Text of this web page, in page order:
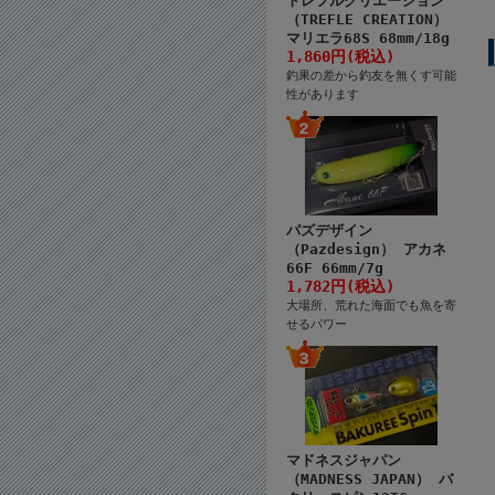
（TREFLE CREATION）
マリエラ68S 68mm/18g
1,860円(税込)
釣果の差から釣友を無くす可能
性があります
パズデザイン
（Pazdesign） アカネ
66F 66mm/7g
1,782円(税込)
大場所、荒れた海面でも魚を寄
せるパワー
マドネスジャパン
（MADNESS JAPAN） バ